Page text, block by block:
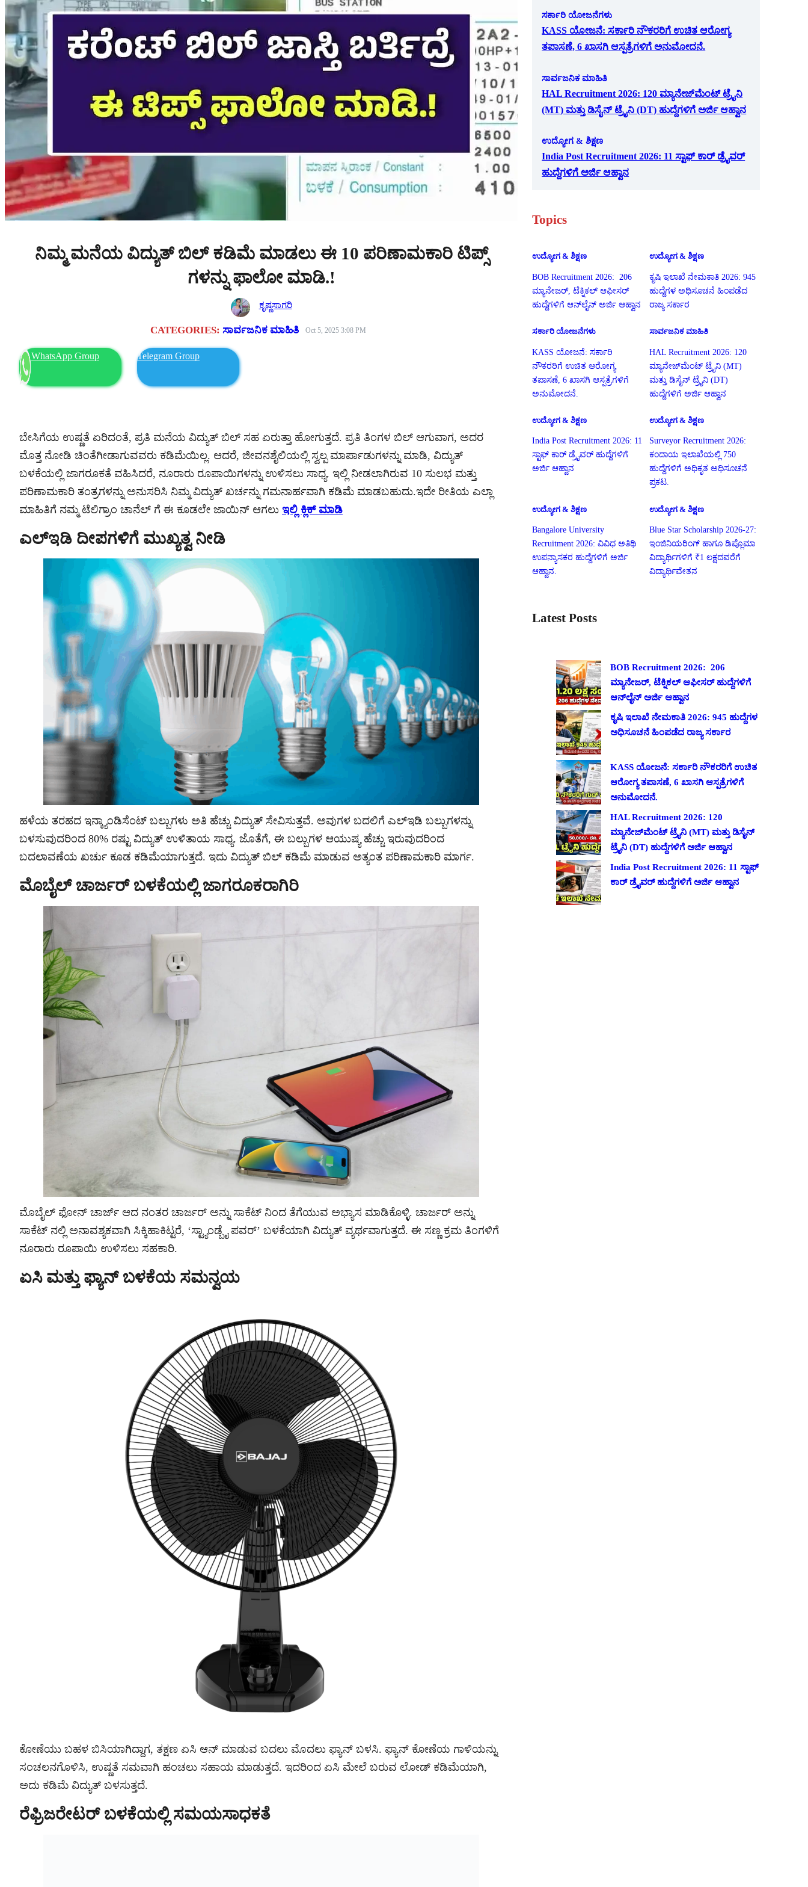
ನಿಮ್ಮ ಮನೆಯ ವಿದ್ಯುತ್ ಬಿಲ್ ಕಡಿಮೆ ಮಾಡಲು ಈ 10 ಪರಿಣಾಮಕಾರಿ ಟಿಪ್ಸ್
ಗಳನ್ನು ಫಾಲೋ ಮಾಡಿ.!
ಕೃಷ್ಣಸಾಗರಿ
CATEGORIES: ಸಾರ್ವಜನಿಕ ಮಾಹಿತಿ Oct 5, 2025 3:08 PM
WhatsApp Group Telegram Group
ಬೇಸಿಗೆಯ ಉಷ್ಣತೆ ಏರಿದಂತೆ, ಪ್ರತಿ ಮನೆಯ ವಿದ್ಯುತ್ ಬಿಲ್ ಸಹ ಏರುತ್ತಾ ಹೋಗುತ್ತದೆ. ಪ್ರತಿ ತಿಂಗಳ ಬಿಲ್ ಆಗುವಾಗ, ಅದರ
ಮೊತ್ತ ನೋಡಿ ಚಿಂತೆಗೀಡಾಗುವವರು ಕಡಿಮೆಯಿಲ್ಲ. ಆದರೆ, ಜೀವನಶೈಲಿಯಲ್ಲಿ ಸ್ವಲ್ಪ ಮಾರ್ಪಾಡುಗಳನ್ನು ಮಾಡಿ, ವಿದ್ಯುತ್
ಬಳಕೆಯಲ್ಲಿ ಜಾಗರೂಕತೆ ವಹಿಸಿದರೆ, ನೂರಾರು ರೂಪಾಯಿಗಳನ್ನು ಉಳಿಸಲು ಸಾಧ್ಯ. ಇಲ್ಲಿ ನೀಡಲಾಗಿರುವ 10 ಸುಲಭ ಮತ್ತು
ಪರಿಣಾಮಕಾರಿ ತಂತ್ರಗಳನ್ನು ಅನುಸರಿಸಿ ನಿಮ್ಮ ವಿದ್ಯುತ್ ಖರ್ಚನ್ನು ಗಮನಾರ್ಹವಾಗಿ ಕಡಿಮೆ ಮಾಡಬಹುದು.ಇದೇ ರೀತಿಯ ಎಲ್ಲಾ
ಮಾಹಿತಿಗೆ ನಮ್ಮ ಟೆಲಿಗ್ರಾಂ ಚಾನೆಲ್ ಗೆ ಈ ಕೂಡಲೇ ಜಾಯಿನ್ ಆಗಲು ಇಲ್ಲಿ ಕ್ಲಿಕ್ ಮಾಡಿ
ಎಲ್ಇಡಿ ದೀಪಗಳಿಗೆ ಮುಖ್ಯತ್ವ ನೀಡಿ
ಹಳೆಯ ತರಹದ ಇನ್ಕ್ಯಾಂಡಿಸೆಂಟ್ ಬಲ್ಬುಗಳು ಅತಿ ಹೆಚ್ಚು ವಿದ್ಯುತ್ ಸೇವಿಸುತ್ತವೆ. ಅವುಗಳ ಬದಲಿಗೆ ಎಲ್ಇಡಿ ಬಲ್ಬುಗಳನ್ನು
ಬಳಸುವುದರಿಂದ 80% ರಷ್ಟು ವಿದ್ಯುತ್ ಉಳಿತಾಯ ಸಾಧ್ಯ. ಜೊತೆಗೆ, ಈ ಬಲ್ಬುಗಳ ಆಯುಷ್ಯ ಹೆಚ್ಚು ಇರುವುದರಿಂದ
ಬದಲಾವಣೆಯ ಖರ್ಚು ಕೂಡ ಕಡಿಮೆಯಾಗುತ್ತದೆ. ಇದು ವಿದ್ಯುತ್ ಬಿಲ್ ಕಡಿಮೆ ಮಾಡುವ ಅತ್ಯಂತ ಪರಿಣಾಮಕಾರಿ ಮಾರ್ಗ.
ಮೊಬೈಲ್ ಚಾರ್ಜರ್ ಬಳಕೆಯಲ್ಲಿ ಜಾಗರೂಕರಾಗಿರಿ
ಮೊಬೈಲ್ ಫೋನ್ ಚಾರ್ಜ್ ಆದ ನಂತರ ಚಾರ್ಜರ್ ಅನ್ನು ಸಾಕೆಟ್ ನಿಂದ ತೆಗೆಯುವ ಅಭ್ಯಾಸ ಮಾಡಿಕೊಳ್ಳಿ. ಚಾರ್ಜರ್ ಅನ್ನು
ಸಾಕೆಟ್ ನಲ್ಲಿ ಅನಾವಶ್ಯಕವಾಗಿ ಸಿಕ್ಕಿಹಾಕಿಟ್ಟರೆ, ‘ಸ್ಟ್ಯಾಂಡ್ಬೈ ಪವರ್’ ಬಳಕೆಯಾಗಿ ವಿದ್ಯುತ್ ವ್ಯರ್ಥವಾಗುತ್ತದೆ. ಈ ಸಣ್ಣ ಕ್ರಮ ತಿಂಗಳಿಗೆ
ನೂರಾರು ರೂಪಾಯಿ ಉಳಿಸಲು ಸಹಕಾರಿ.
ಏಸಿ ಮತ್ತು ಫ್ಯಾನ್ ಬಳಕೆಯ ಸಮನ್ವಯ
ಕೋಣೆಯು ಬಹಳ ಬಿಸಿಯಾಗಿದ್ದಾಗ, ತಕ್ಷಣ ಏಸಿ ಆನ್ ಮಾಡುವ ಬದಲು ಮೊದಲು ಫ್ಯಾನ್ ಬಳಸಿ. ಫ್ಯಾನ್ ಕೋಣೆಯ ಗಾಳಿಯನ್ನು
ಸಂಚಲನಗೊಳಿಸಿ, ಉಷ್ಣತೆ ಸಮವಾಗಿ ಹಂಚಲು ಸಹಾಯ ಮಾಡುತ್ತದೆ. ಇದರಿಂದ ಏಸಿ ಮೇಲೆ ಬರುವ ಲೋಡ್ ಕಡಿಮೆಯಾಗಿ,
ಅದು ಕಡಿಮೆ ವಿದ್ಯುತ್ ಬಳಸುತ್ತದೆ.
ರೆಫ್ರಿಜರೇಟರ್ ಬಳಕೆಯಲ್ಲಿ ಸಮಯಸಾಧಕತೆ
ಸರ್ಕಾರಿ ಯೋಜನೆಗಳು
KASS ಯೋಜನೆ: ಸರ್ಕಾರಿ ನೌಕರರಿಗೆ ಉಚಿತ ಆರೋಗ್ಯ
ತಪಾಸಣೆ, 6 ಖಾಸಗಿ ಆಸ್ಪತ್ರೆಗಳಿಗೆ ಅನುಮೋದನೆ.
ಸಾರ್ವಜನಿಕ ಮಾಹಿತಿ
HAL Recruitment 2026: 120 ಮ್ಯಾನೇಜ್‌ಮೆಂಟ್ ಟ್ರೈನಿ
(MT) ಮತ್ತು ಡಿಸೈನ್ ಟ್ರೈನಿ (DT) ಹುದ್ದೆಗಳಿಗೆ ಅರ್ಜಿ ಆಹ್ವಾನ
ಉದ್ಯೋಗ & ಶಿಕ್ಷಣ
India Post Recruitment 2026: 11 ಸ್ಟಾಫ್ ಕಾರ್ ಡ್ರೈವರ್
ಹುದ್ದೆಗಳಿಗೆ ಅರ್ಜಿ ಆಹ್ವಾನ
Topics
ಉದ್ಯೋಗ & ಶಿಕ್ಷಣ
BOB Recruitment 2026: 206
ಮ್ಯಾನೇಜರ್, ಟೆಕ್ನಿಕಲ್ ಆಫೀಸರ್
ಹುದ್ದೆಗಳಿಗೆ ಆನ್‌ಲೈನ್ ಅರ್ಜಿ ಆಹ್ವಾನ
ಉದ್ಯೋಗ & ಶಿಕ್ಷಣ
ಕೃಷಿ ಇಲಾಖೆ ನೇಮಕಾತಿ 2026: 945
ಹುದ್ದೆಗಳ ಅಧಿಸೂಚನೆ ಹಿಂಪಡೆದ
ರಾಜ್ಯ ಸರ್ಕಾರ
ಸರ್ಕಾರಿ ಯೋಜನೆಗಳು
KASS ಯೋಜನೆ: ಸರ್ಕಾರಿ
ನೌಕರರಿಗೆ ಉಚಿತ ಆರೋಗ್ಯ
ತಪಾಸಣೆ, 6 ಖಾಸಗಿ ಆಸ್ಪತ್ರೆಗಳಿಗೆ
ಅನುಮೋದನೆ.
ಸಾರ್ವಜನಿಕ ಮಾಹಿತಿ
HAL Recruitment 2026: 120
ಮ್ಯಾನೇಜ್‌ಮೆಂಟ್ ಟ್ರೈನಿ (MT)
ಮತ್ತು ಡಿಸೈನ್ ಟ್ರೈನಿ (DT)
ಹುದ್ದೆಗಳಿಗೆ ಅರ್ಜಿ ಆಹ್ವಾನ
ಉದ್ಯೋಗ & ಶಿಕ್ಷಣ
India Post Recruitment 2026: 11
ಸ್ಟಾಫ್ ಕಾರ್ ಡ್ರೈವರ್ ಹುದ್ದೆಗಳಿಗೆ
ಅರ್ಜಿ ಆಹ್ವಾನ
ಉದ್ಯೋಗ & ಶಿಕ್ಷಣ
Surveyor Recruitment 2026:
ಕಂದಾಯ ಇಲಾಖೆಯಲ್ಲಿ 750
ಹುದ್ದೆಗಳಿಗೆ ಅಧಿಕೃತ ಅಧಿಸೂಚನೆ
ಪ್ರಕಟ.
ಉದ್ಯೋಗ & ಶಿಕ್ಷಣ
Bangalore University
Recruitment 2026: ವಿವಿಧ ಅತಿಥಿ
ಉಪನ್ಯಾಸಕರ ಹುದ್ದೆಗಳಿಗೆ ಅರ್ಜಿ
ಆಹ್ವಾನ.
ಉದ್ಯೋಗ & ಶಿಕ್ಷಣ
Blue Star Scholarship 2026-27:
ಇಂಜಿನಿಯರಿಂಗ್ ಹಾಗೂ ಡಿಪ್ಲೊಮಾ
ವಿದ್ಯಾರ್ಥಿಗಳಿಗೆ ₹1 ಲಕ್ಷದವರೆಗೆ
ವಿದ್ಯಾರ್ಥಿವೇತನ
Latest Posts
BOB Recruitment 2026: 206
ಮ್ಯಾನೇಜರ್, ಟೆಕ್ನಿಕಲ್ ಆಫೀಸರ್ ಹುದ್ದೆಗಳಿಗೆ
ಆನ್‌ಲೈನ್ ಅರ್ಜಿ ಆಹ್ವಾನ
ಕೃಷಿ ಇಲಾಖೆ ನೇಮಕಾತಿ 2026: 945 ಹುದ್ದೆಗಳ
ಅಧಿಸೂಚನೆ ಹಿಂಪಡೆದ ರಾಜ್ಯ ಸರ್ಕಾರ
KASS ಯೋಜನೆ: ಸರ್ಕಾರಿ ನೌಕರರಿಗೆ ಉಚಿತ
ಆರೋಗ್ಯ ತಪಾಸಣೆ, 6 ಖಾಸಗಿ ಆಸ್ಪತ್ರೆಗಳಿಗೆ
ಅನುಮೋದನೆ.
HAL Recruitment 2026: 120
ಮ್ಯಾನೇಜ್‌ಮೆಂಟ್ ಟ್ರೈನಿ (MT) ಮತ್ತು ಡಿಸೈನ್
ಟ್ರೈನಿ (DT) ಹುದ್ದೆಗಳಿಗೆ ಅರ್ಜಿ ಆಹ್ವಾನ
India Post Recruitment 2026: 11 ಸ್ಟಾಫ್
ಕಾರ್ ಡ್ರೈವರ್ ಹುದ್ದೆಗಳಿಗೆ ಅರ್ಜಿ ಆಹ್ವಾನ